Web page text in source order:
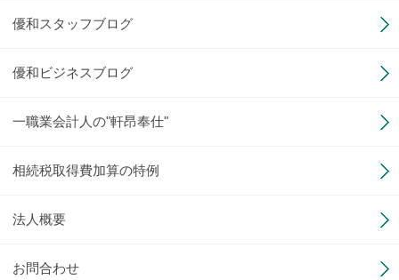
優和スタッフブログ
優和ビジネスブログ
一職業会計人の"軒昂奉仕"
相続税取得費加算の特例
法人概要
お問合わせ